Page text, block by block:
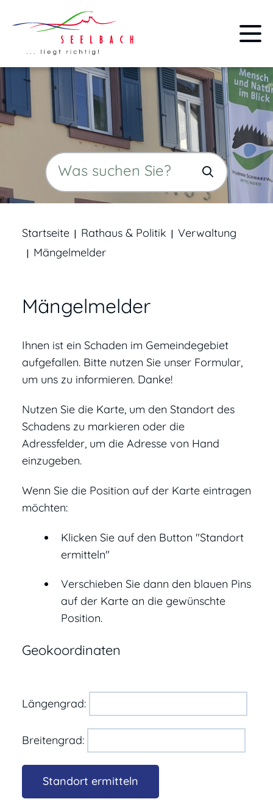
Startseite Rathaus & Politik
Verwaltung
Mängelmelder
Mängelmelder
Ihnen ist ein Schaden im Gemeindegebiet
aufgefallen. Bitte nutzen Sie unser Formular,
um uns zu informieren. Danke!
Nutzen Sie die Karte, um den Standort des
Schadens zu markieren oder die
Adressfelder, um die Adresse von Hand
einzugeben.
Wenn Sie die Position auf der Karte eintragen
möchten:
Klicken Sie auf den Button "Standort
ermitteln"
Verschieben Sie dann den blauen Pins
auf der Karte an die gewünschte
Position.
Geokoordinaten
Längengrad:
Breitengrad: